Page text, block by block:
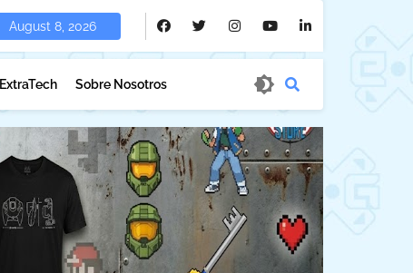
August 8, 2026
ExtraTech Sobre Nosotros